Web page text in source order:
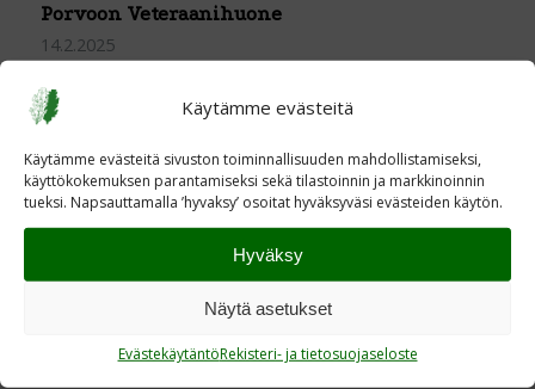
Käytämme evästeitä
Käytämme evästeitä sivuston toiminnallisuuden mahdollistamiseksi,
käyttökokemuksen parantamiseksi sekä tilastoinnin ja markkinoinnin
tueksi. Napsauttamalla ’hyvaksy’ osoitat hyväksyväsi evästeiden käytön.
Hyväksy
Näytä asetukset
EvästekäytäntöRekisteri- ja tietosuojaseloste
Porvoon Veteraanihuone
14.2.2025
Read more